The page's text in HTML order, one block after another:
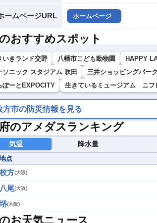
ームページURL ホームページ
おすすめスポット
いきランド交野 八幡市こども動物園 HAPPY
ソニック スタジアム 吹田
三井ショッピングパー
ぽーとEXPOCITY
生きているミュージアム ニフ
方市の防災情報を見る
のアメダスランキング
気温 降水量
地点
枚方(大阪)
八尾(大阪)
堺(大阪)
お天気ニュース